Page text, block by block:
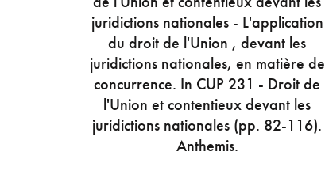
juridictions nationales - L'application
du droit de l'Union , devant les
juridictions nationales, en matière de
concurrence. In CUP 231 - Droit de
l'Union et contentieux devant les
juridictions nationales (pp. 82-116).
Anthemis.